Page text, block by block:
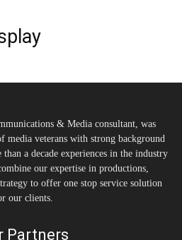
& Media consultant, was
media veterans with strong background
a decade experiences in the industry
our expertise in productions,
to offer one stop service solution
our clients.
Partners